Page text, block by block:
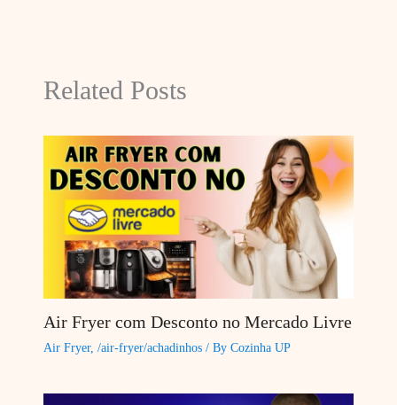
Related Posts
Air Fryer com Desconto no Mercado Livre
Air Fryer, /air-fryer/achadinhos/ By Cozinha UP